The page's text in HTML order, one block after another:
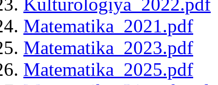
Kulturologiya_2022.pdf
Matematika_2021.pdf
Matematika_2023.pdf
Matematika_2025.pdf